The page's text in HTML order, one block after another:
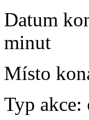
Datum
minut
Místo
Typ akce: